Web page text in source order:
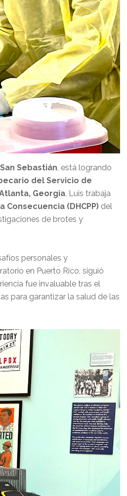
San Sebastián, está logrando
del Servicio de
Georgia, Luis trabaja
(DHCPP) del
de brotes y
personales y
en Puerto Rico, siguió
fue invaluable tras el
para garantizar la salud de las